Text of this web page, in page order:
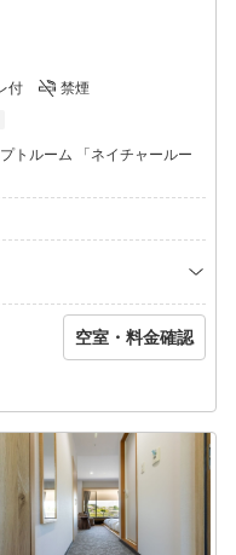
付 禁煙
トルーム 「ネイチャールー
空室・料金確認